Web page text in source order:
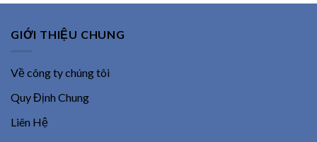
GIỚI THIỆU CHUNG
Về công ty chúng tôi
Quy Định Chung
Liên Hệ